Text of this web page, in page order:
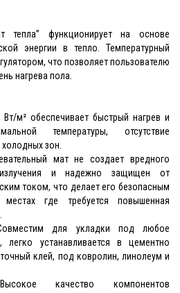
тепла” функционирует на основе
энергии в тепло. Температурный
что позволяет пользователю
нагрева пола.
Вт/м² обеспечивает быстрый нагрев и
температуры, отсутствие
зон.
мат не создает вредного
излучения и надежно защищен от
током, что делает его безопасным
где требуется повышенная
для укладки под любое
легко устанавливается в цементно
клей, под ковролин, линолеум и
качество компонентов